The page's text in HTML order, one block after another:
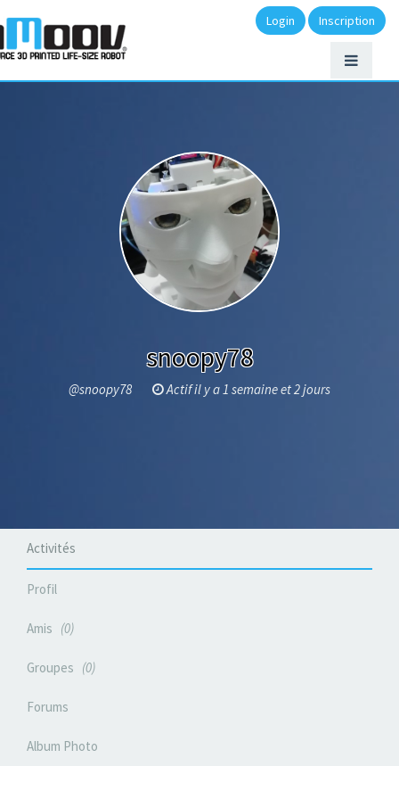
Login Inscription
snoopy78
@snoopy78 Actif il y a 1 semaine et 2 jours
Activités
Profil
Amis 0
Groupes 0
Forums
Album Photo